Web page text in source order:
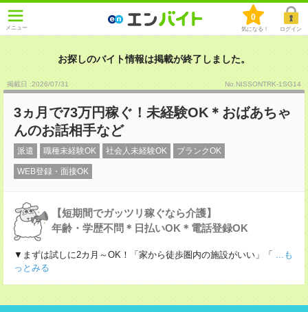
メニュー
0
気になる！ ログイン
お探しのバイト情報は掲載が終了しました。
掲載日 :2026/07/31 No.NISSONTRK-1SG14
3ヵ月で73万円稼ぐ！未経験OK＊おばあちゃ
んのお話相手など
派遣 職種未経験OK 社会人未経験OK ブランクOK
WEB登録・面接OK
【短期間でガッツリ稼ぐなら介護】
年齢・学歴不問＊日払いOK＊電話登録OK
▼まずは試しに2カ月～OK！「家から徒歩圏内の施設がいい」「 ...も
っとみる